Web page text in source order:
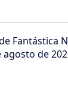
Fantástica
agosto de